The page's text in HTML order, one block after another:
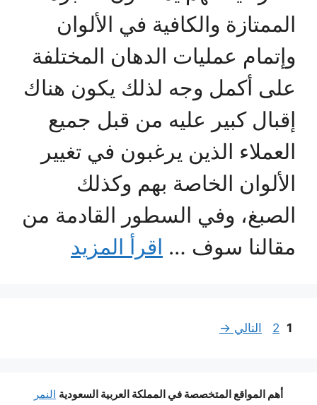
الممتازة والكافية في الألوان
وإتمام عمليات الدهان المختلفة
على أكمل وجه لذلك يكون هناك
إقبال كبير عليه من قبل جميع
العملاء الذين يرغبون في تغيير
الألوان الخاصة بهم وكذلك
الصبغ، وفي السطور القادمة من
مقالنا سوف … اقرأ المزيد
Page
1
Page
2 التالي →
أهم المواقع المتخصصة في المملكة العربية السعودية النمر